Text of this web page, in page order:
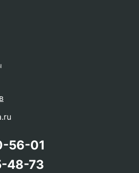
56-01
48-73